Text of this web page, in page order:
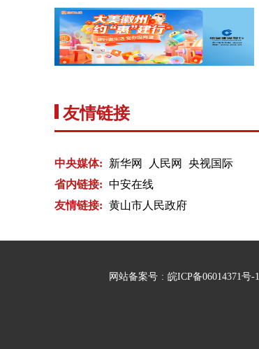
友情链接
中央媒体: 新华网 人民网
央视国际
省内链接: 中安在线
友情链接: 黄山市人民政府
网站备案号 : 皖ICP备06014371号-1